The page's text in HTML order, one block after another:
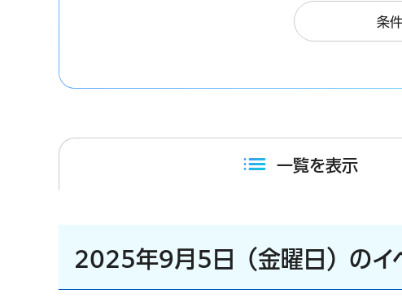
条
一覧を表示
2025年9月5日（金曜日）のイ